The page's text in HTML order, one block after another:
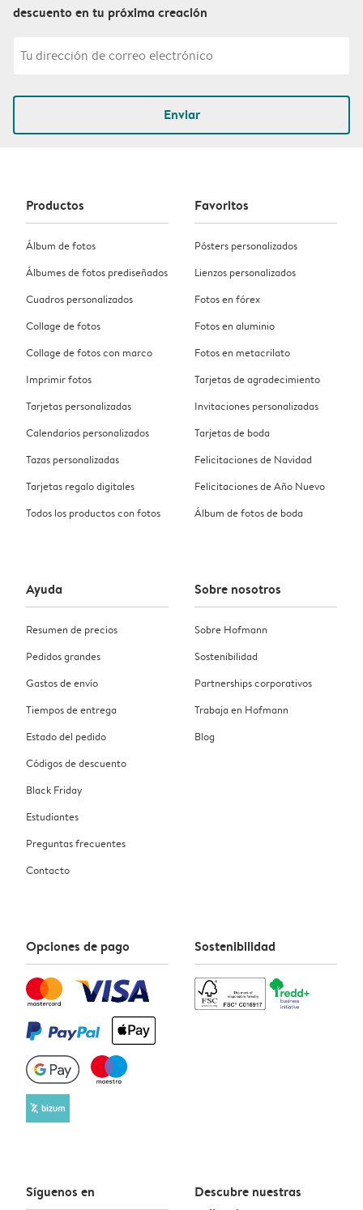
descuento en tu próxima creación
Enviar
Productos
Álbum de fotos
Álbumes de fotos prediseñados
Cuadros personalizados
Collage de fotos
Collage de fotos con marco
Imprimir fotos
Tarjetas personalizadas
Calendarios personalizados
Tazas personalizadas
Tarjetas regalo digitales
Todos los productos con fotos
Favoritos
Pósters personalizados
Lienzos personalizados
Fotos en fórex
Fotos en aluminio
Fotos en metacrilato
Tarjetas de agradecimiento
Invitaciones personalizadas
Tarjetas de boda
Felicitaciones de Navidad
Felicitaciones de Año Nuevo
Álbum de fotos de boda
Ayuda
Resumen de precios
Pedidos grandes
Gastos de envío
Tiempos de entrega
Estado del pedido
Códigos de descuento
Black Friday
Estudiantes
Preguntas frecuentes
Contacto
Sobre nosotros
Sobre Hofmann
Sostenibilidad
Partnerships corporativos
Trabaja en Hofmann
Blog
Opciones de pago Sostenibilidad
Síguenos en
Descubre nuestras